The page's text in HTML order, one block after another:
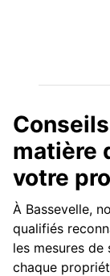
matière
votre
À Bassevelle,
qualifiés
les mesures de
chaque